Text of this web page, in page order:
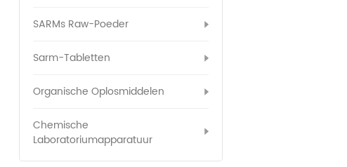
SARMs Raw-Poeder
Sarm-Tabletten
Organische Oplosmiddelen
Chemische
Laboratoriumapparatuur